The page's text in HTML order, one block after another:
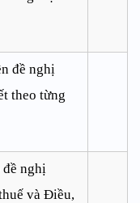
đề nghị
theo từng
nghị
và Điều,